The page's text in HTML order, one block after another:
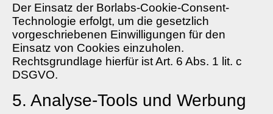
Der Einsatz der Borlabs-Cookie-Consent-
Technologie erfolgt, um die gesetzlich
vorgeschriebenen Einwilligungen für den
Einsatz von Cookies einzuholen.
Rechtsgrundlage hierfür ist Art. 6 Abs. 1 lit. c
DSGVO.
5. Analyse-Tools und Werbung